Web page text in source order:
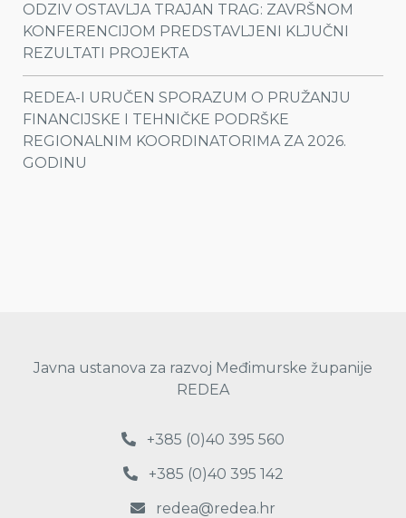
ODZIV OSTAVLJA TRAJAN TRAG: ZAVRŠNOM
KONFERENCIJOM PREDSTAVLJENI KLJUČNI
REZULTATI PROJEKTA
REDEA-I URUČEN SPORAZUM O PRUŽANJU
FINANCIJSKE I TEHNIČKE PODRŠKE
REGIONALNIM KOORDINATORIMA ZA 2026.
GODINU
Javna ustanova za razvoj Međimurske županije
REDEA
+385 (0)40 395 560
+385 (0)40 395 142
redea@redea.hr